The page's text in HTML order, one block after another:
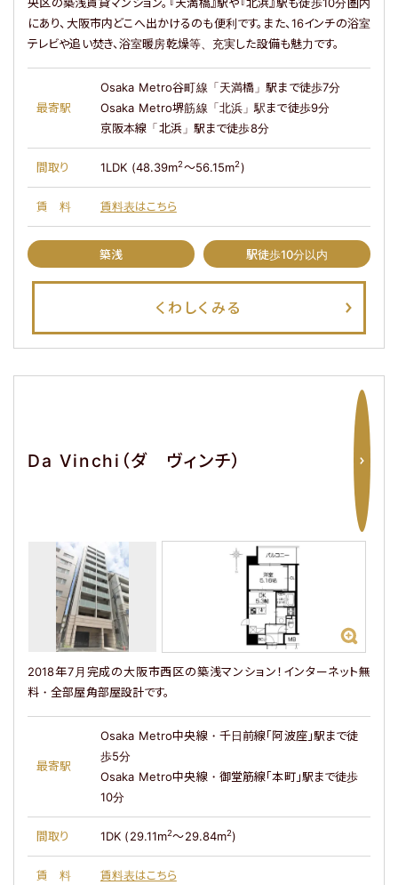
央区の築浅賃貸マンション。『天満橋』駅や『北浜』駅も徒歩10分圏内
にあり、大阪市内どこへ出かけるのも便利です。また、16インチの浴室
テレビや追い焚き、浴室暖房乾燥等、充実した設備も魅力です。
最寄駅
Osaka Metro谷町線「天満橋」駅まで徒歩7分
Osaka Metro堺筋線「北浜」駅まで徒歩9分
京阪本線「北浜」駅まで徒歩8分
間取り 1LDK (48.39m2～56.15m2)
賃料 賃料表はこちら
築浅 駅徒歩10分以内
くわしくみる
Da Vinchi（ダ ヴィンチ）
2018年7月完成の大阪市西区の築浅マンション！インターネット無
料・全部屋角部屋設計です。
最寄駅
Osaka Metro中央線・千日前線「阿波座」駅まで徒
歩5分
Osaka Metro中央線・御堂筋線「本町」駅まで徒歩
10分
間取り 1DK (29.11m2～29.84m2)
賃料 賃料表はこちら